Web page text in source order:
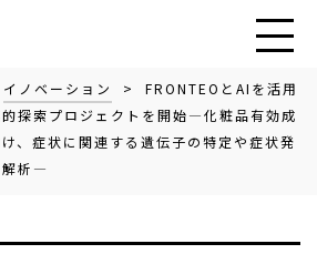
イノベーション
> FRONTEOとAIを活用
探索プロジェクトを開始―化粧品有効成
、症状に関連する遺伝子の特定や症状発
解析―